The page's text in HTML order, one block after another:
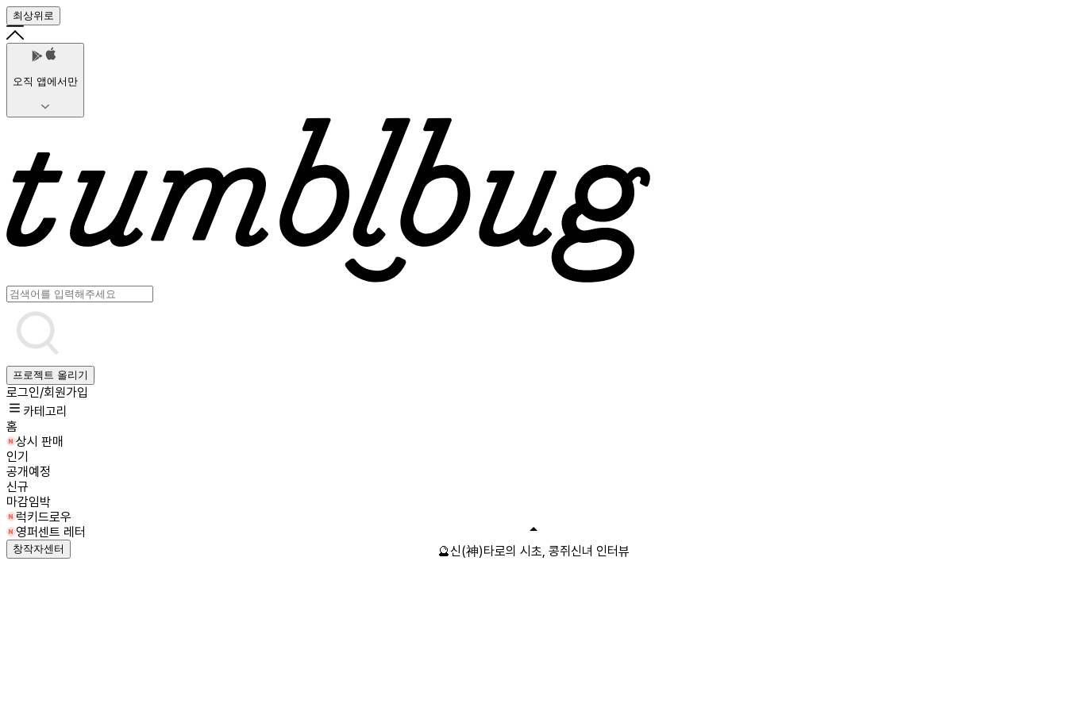
최상위로
오직 앱에서만
프로젝트 올리기
로그인/회원가입
카테고리
홈
상시 판매
인기
공개예정
신규
마감임박
럭키드로우
영퍼센트 레터
창작자센터 🔮신(神)타로의 시초, 콩쥐신녀 인터뷰